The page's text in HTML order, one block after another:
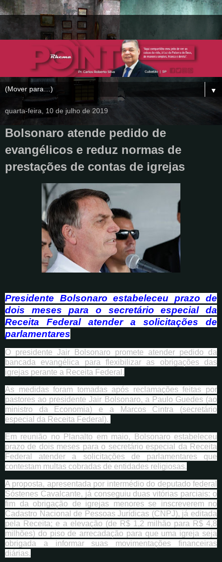
▼
quarta-feira, 10 de julho de 2019
Bolsonaro atende pedido de
evangélicos e reduz normas de
prestações de contas de igrejas
Presidente Bolsonaro estabeleceu prazo de
dois meses para o secretário especial da
Receita Federal atender a solicitações de
parlamentares
O presidente Jair Bolsonaro promete atender pedido da
bancada evangélica para flexibilizar as obrigações das
igrejas perante a Receita Federal.
As medidas foram tomadas após reclamações feitas por
pastores ao presidente Jair Bolsonaro, a Paulo Guedes (ao
ministro da Economia) e a Marcos Cintra (secretário
especial da Receita Federal).
Em reunião no Planalto em maio, Bolsonaro estabeleceu
prazo de dois meses para o secretário especial da Receita
Federal atender a solicitações de parlamentares que
contestam multas cobradas de entidades religiosas.
A proposta, apresentada por intermédio do deputado federal
Sóstenes Cavalcante, já conseguiu duas vitórias parciais: o
fim da obrigação de igrejas menores se inscreverem no
Cadastro Nacional de Pessoas Jurídicas (CNPJ), já editada
pela Receita; e a elevação (de R$ 1,2 milhão para R$ 4,8
milhões) do piso de arrecadação para que uma igreja seja
obrigada a informar suas movimentações financeiras
diárias.